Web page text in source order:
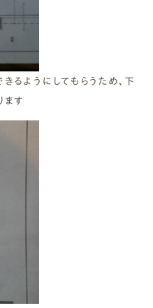
るようにしてもらうため、下
ます